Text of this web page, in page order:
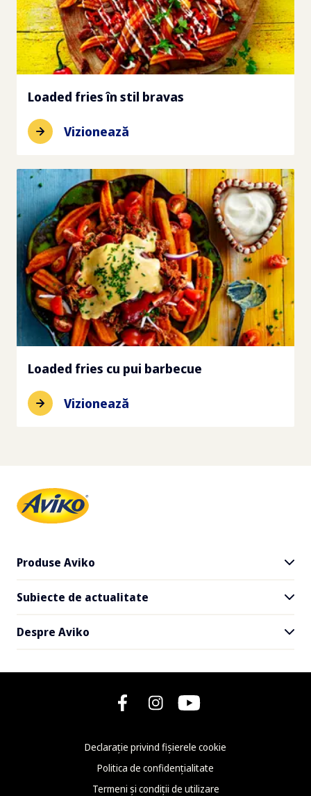
Loaded fries în stil bravas
Vizionează
Loaded fries cu pui barbecue
Vizionează
Produse Aviko
Toate produsele
Cartofi SuperCrunch
Subiecte de actualitate
Livrare și la pachet
Despre Aviko
Faceți cunoștință cu Aviko
Ce este nou la Aviko
Declarație privind fișierele cookie
Politica de confidențialitate
Termeni și condiții de utilizare